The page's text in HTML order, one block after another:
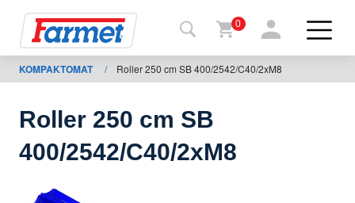
Farmeti
pood
Minu
0
KOMPAKTOMAT / Roller 250 cm SB 400/2542/C40/2xM8
Roller 250 cm SB
400/2542/C40/2xM8